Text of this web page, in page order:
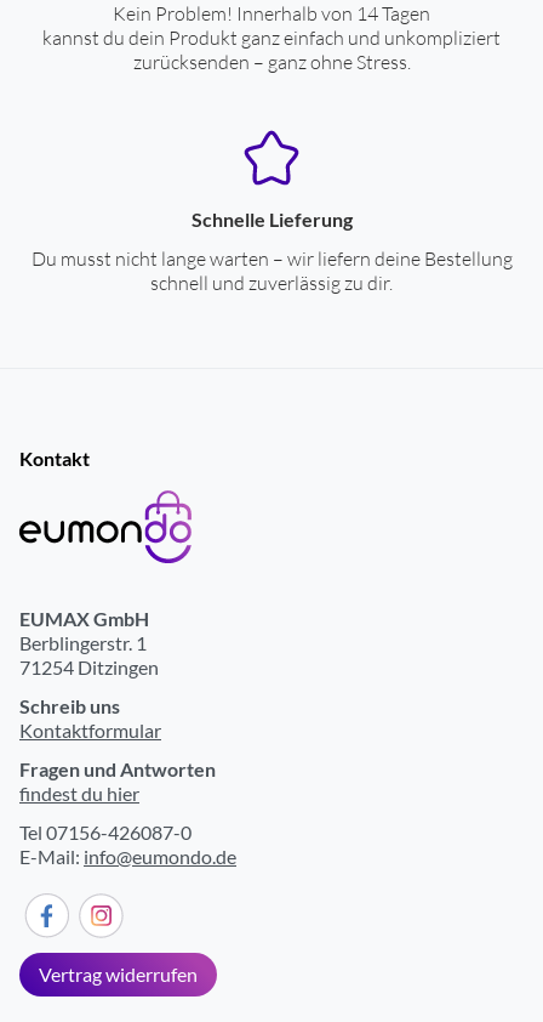
Kein Problem! Innerhalb von 14 Tagen
kannst du dein Produkt ganz einfach und unkompliziert
zurücksenden – ganz ohne Stress.
Schnelle Lieferung
Du musst nicht lange warten – wir liefern deine Bestellung
schnell und zuverlässig zu dir.
Kontakt
EUMAX GmbH
Berblingerstr. 1
71254 Ditzingen
Schreib uns
Kontaktformular
Fragen und Antworten
findest du hier
Tel 07156-426087-0
E-Mail: info@eumondo.de
Vertrag widerrufen